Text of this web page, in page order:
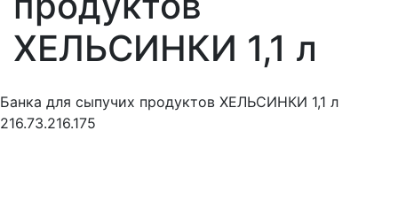
ХЕЛЬСИНКИ 1,1 л
Банка для сыпучих продуктов ХЕЛЬСИНКИ 1,1 л
216.73.216.175